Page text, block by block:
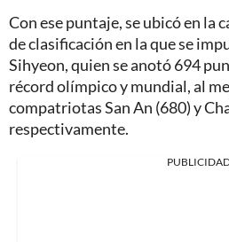
Con ese puntaje, se ubicó en la
de clasificación en la que se
Sihyeon, quien se anotó 694
récord olímpico y mundial, al
compatriotas San An (680) y
respectivamente.